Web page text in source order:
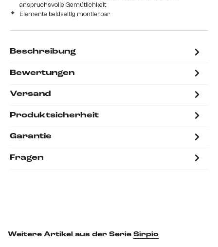
anspruchsvolle Gemütlichkeit
Elemente beidseitig montierbar
Beschreibung
Bewertungen
Versand
Produktsicherheit
Garantie
Fragen
Weitere Artikel aus der Serie Sirpio